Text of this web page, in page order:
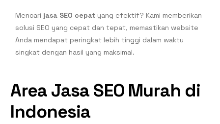
Mencari jasa SEO cepat yang efektif? Kami memberikan
solusi SEO yang cepat dan tepat, memastikan website
Anda mendapat peringkat lebih tinggi dalam waktu
singkat dengan hasil yang maksimal.
Area Jasa SEO Murah di
Indonesia